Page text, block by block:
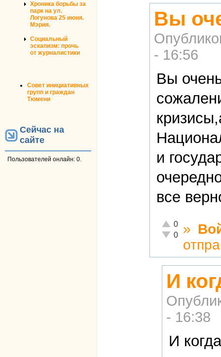
Хроника борьбы за
парк на ул.
Логунова 25 июня.
Мэрия.
Социальный
эскапизм: прочь
от журналистики
Совет инициативных
групп и граждан
Тюмени
Сейчас на
сайте
Пользователей онлайн: 0.
Вы
- 16:56
Вы
и
все
Отлично!
0
Неадекватно!
0 »
И
- 16:38
И